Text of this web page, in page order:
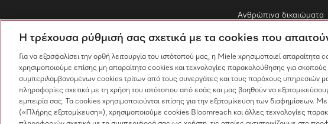
Ανθρώπινα δικαιώματα
Η τρέχουσα ρύθμισή σας σχετικά με τα cookies που
Για να εξασφαλίσει την ορθή λειτουργία του ιστότοπού μας, η Miele χρησιμοποιεί
χρησιμοποιούμε επίσης μη απαραίτητα cookies και τεχνολογίες παρακολούθησης για σκοπούς
συμπεριλαμβανομένων cookies τρίτων από τους συνεργάτες και τους παρόχους υπηρεσιών
πληροφορίες σχετικά με τη χρήση του ιστότοπου από εσάς και μας βοηθούν να
εμπειρία σας. Τα cookies χρησιμοποιούνται επίσης για την εξατομίκευση των διαφημίσεων.
(«Πλήρης εξατομίκευση»), χρησιμοποιούμε cookies Bloomreach και άλλες τεχνολογίες